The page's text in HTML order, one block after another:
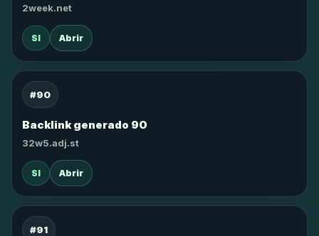
2week.net
SI Abrir
#90
Backlink generado 90
32w5.adj.st
SI Abrir
#91